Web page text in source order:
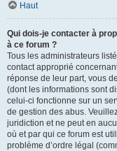
Haut
Qui dois-je contacter à
à ce forum ?
Tous les administrateurs
contact approprié
réponse de leur part, vous
(dont les informations sont
celui-ci fonctionne sur un
de gestion des abus.
juridiction et ne peut en
où et par qui ce forum est
problème d’ordre légal